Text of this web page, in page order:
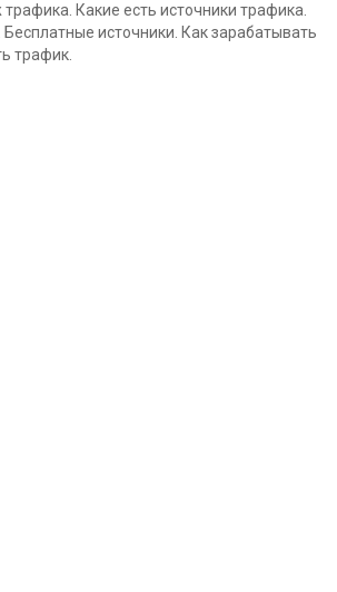
Какие есть источники трафика.
источники. Как зарабатывать
трафик.